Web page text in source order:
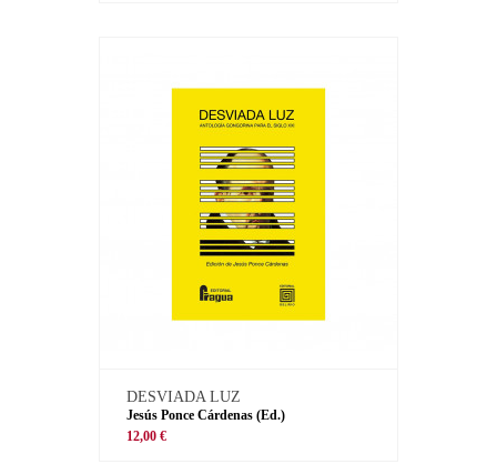
DESVIADA LUZ
Jesús Ponce Cárdenas (Ed.)
12,00 €